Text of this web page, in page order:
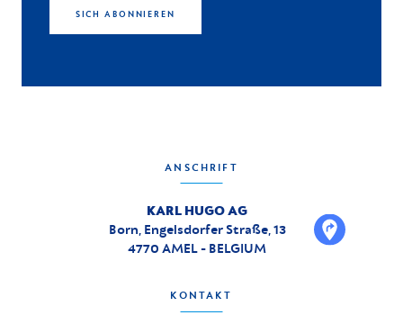
SICH ABONNIEREN
ANSCHRIFT
KARL HUGO AG
Born, Engelsdorfer Straße, 13
4770 AMEL - BELGIUM
KONTAKT